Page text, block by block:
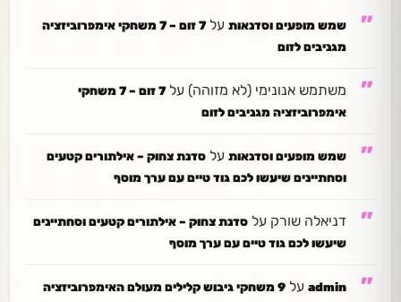
שמש מופעים וסדנאות על
7 זום – 7 משחקי אימפרוביזציה
מגניבים לזום
משתמש אנונימי (לא מזוהה) על
7 זום – 7 משחקי
אימפרוביזציה מגניבים לזום
שמש מופעים וסדנאות על סדנת צחוק – אילתורים קטעים
וסחתיינים שיעשו לכם גוד טיים עם ערך מוסף
דניאלה שורק על סדנת צחוק – אילתורים קטעים וסחתיינים
שיעשו לכם גוד טיים עם ערך מוסף
admin על 9 משחקי גיבוש קלילים מעולם האימפרוביזציה